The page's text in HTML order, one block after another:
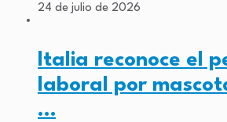
24 de julio de 2026
Italia reconoce el
laboral por
…